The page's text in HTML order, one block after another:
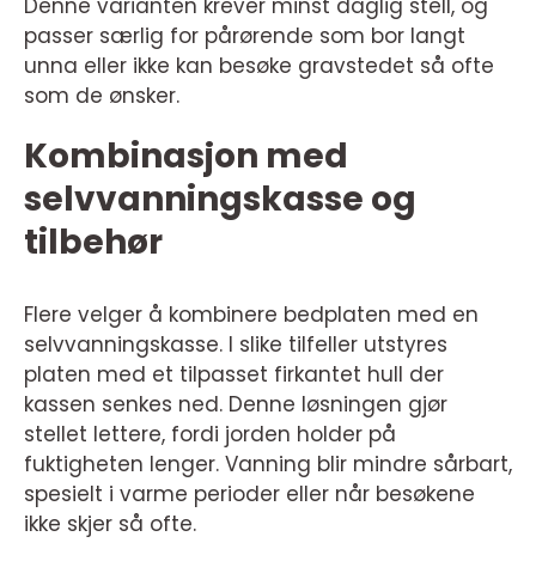
passer særlig for pårørende som bor langt
unna eller ikke kan besøke gravstedet så ofte
som de ønsker.
Kombinasjon med
selvvanningskasse og
tilbehør
Flere velger å kombinere bedplaten med en
selvvanningskasse. I slike tilfeller utstyres
platen med et tilpasset firkantet hull der
kassen senkes ned. Denne løsningen gjør
stellet lettere, fordi jorden holder på
fuktigheten lenger. Vanning blir mindre sårbart,
spesielt i varme perioder eller når besøkene
ikke skjer så ofte.